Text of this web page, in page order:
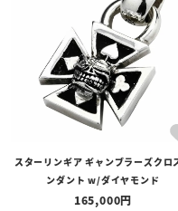
スターリンギア ギャンブラーズクロ
ンダント w/ダイヤモンド
165,000